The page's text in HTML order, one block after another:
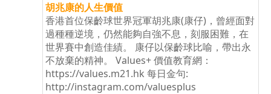
胡兆康的人生價值
香港首位保齡球世界冠軍胡兆康(康仔)，曾經面對
過種種逆境，仍然能夠自強不息，刻服困難，在
世界賽中創造佳績。 康仔以保齡球比喻，帶出永
不放棄的精神。 Values+ 價值教育網：
https://values.m21.hk 每日金句:
http://instagram.com/valuesplus